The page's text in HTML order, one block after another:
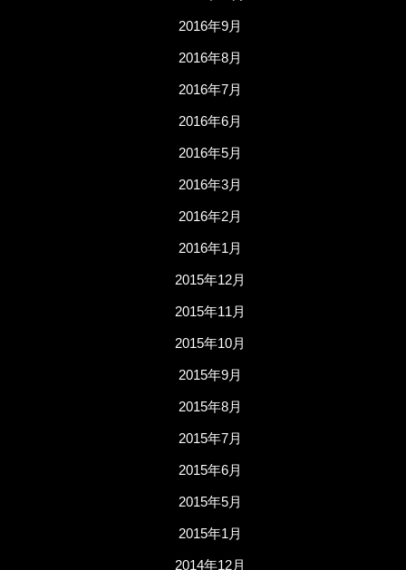
2016年9月
2016年8月
2016年7月
2016年6月
2016年5月
2016年3月
2016年2月
2016年1月
2015年12月
2015年11月
2015年10月
2015年9月
2015年8月
2015年7月
2015年6月
2015年5月
2015年1月
2014年12月